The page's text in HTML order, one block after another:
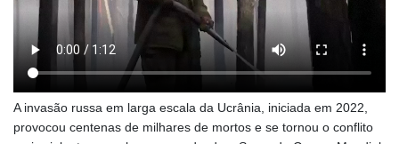
LBP
103223.017367
LKR 386.635196
LRD 208.057415
LSL 18.726567
LTL 3.413768
LVL 0.699335
A invasão russa em larga escala da Ucrânia, iniciada em 2022,
provocou centenas de milhares de mortos e se tornou o conflito